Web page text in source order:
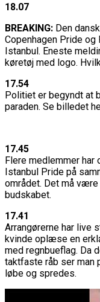
18.07
BREAKING: Den
Copenhagen Pride
Istanbul. Eneste
køretøj med logo.
17.54
Politiet er begyndt at
paraden. Se billedet
17.45
Flere medlemmer
Istanbul Pride på
området. Det må
budskabet.
17.41
Arrangørerne har live
kvinde oplæse en
med regnbueflag. Da
taktfaste råb ser man
løbe og spredes.